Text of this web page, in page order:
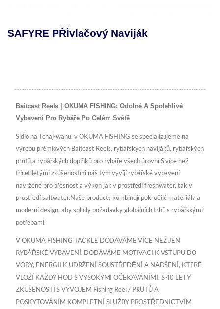
SAFYRE PŘÍvlačový Naviják
Baitcast Reels | OKUMA FISHING: Odolné A Spolehlivé
Vybavení Pro Rybáře Po Celém Světě
Sídlo na Tchaj-wanu, v OKUMA FISHING se specializujeme na
výrobu prémiových Baitcast Reels, rybářských navijáků, rybářských
prutů a rybářských doplňků pro rybáře všech úrovní.S více než
třicetiletými zkušenostmi náš tým vyvíjí rybářské vybavení
navržené pro přesnost a výkon jak v prostředí freshwater, tak v
prostředí saltwater.Naše products kombinují pokročilé materiály a
moderní design, aby splnily požadavky globálních trhů s rybářskými
potřebami.
V OKUMA FISHING TACKLE DODÁVÁME VÍCE NEŽ JEN
RYBÁŘSKÉ VYBAVENÍ. DODÁVÁME MOTIVACI K VSTUPU DO
VODY, ENERGII K UDRŽENÍ SOUSTŘEDĚNÍ A NADŠENÍ, KTERÉ
VLOŽÍ KAŽDÝ HOD S VYSOKÝMI OČEKÁVÁNÍMI. S 40 LETY
ZKUŠENOSTÍ S VÝVOJEM Fishing Reel / PRUTŮ A
POSKYTOVÁNÍM KOMPLETNÍ SLUŽBY PROSTŘEDNICTVÍM